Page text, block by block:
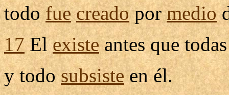
todofue creadopormedio
17Elexisteantes que
y todosubsisteen él.